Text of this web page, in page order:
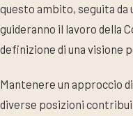
questo ambito, seguita da
guideranno il lavoro della
definizione di una visione
Mantenere un approccio
diverse posizioni